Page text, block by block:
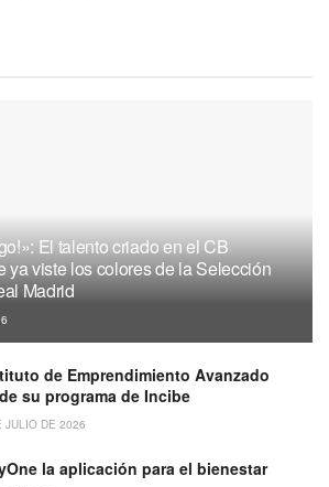
El talento criado en el CB
ya viste los colores de la Selección
Madrid
de Emprendimiento Avanzado
su programa de Incibe
JULIO DE 2026
la aplicación para el bienestar